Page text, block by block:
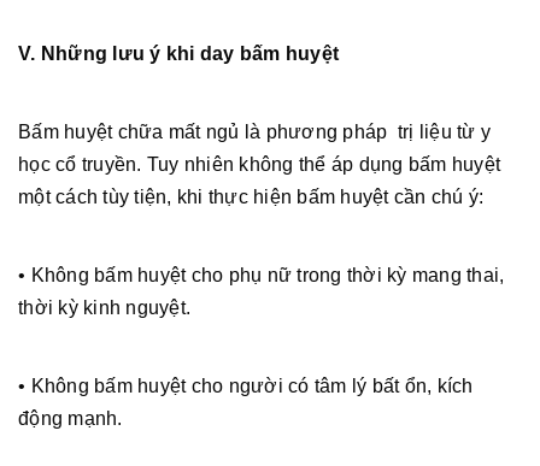
V. Những lưu ý khi day bấm huyệt
Bấm huyệt chữa mất ngủ là phương pháp trị liệu từ y
học cổ truyền. Tuy nhiên không thể áp dụng bấm huyệt
một cách tùy tiện, khi thực hiện bấm huyệt cần chú ý:
• Không bấm huyệt cho phụ nữ trong thời kỳ mang thai,
thời kỳ kinh nguyệt.
• Không bấm huyệt cho người có tâm lý bất ổn, kích
động mạnh.